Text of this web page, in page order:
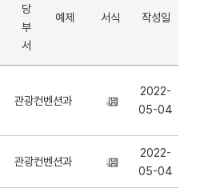
당
부
서
예제 서식 작성일
관광컨벤션과
2022-
05-04
관광컨벤션과
2022-
05-04